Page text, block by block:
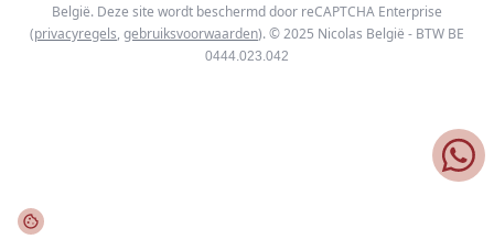
België. Deze site wordt beschermd door reCAPTCHA Enterprise
(privacyregels, gebruiksvoorwaarden). © 2025 Nicolas België - BTW BE
0444.023.042